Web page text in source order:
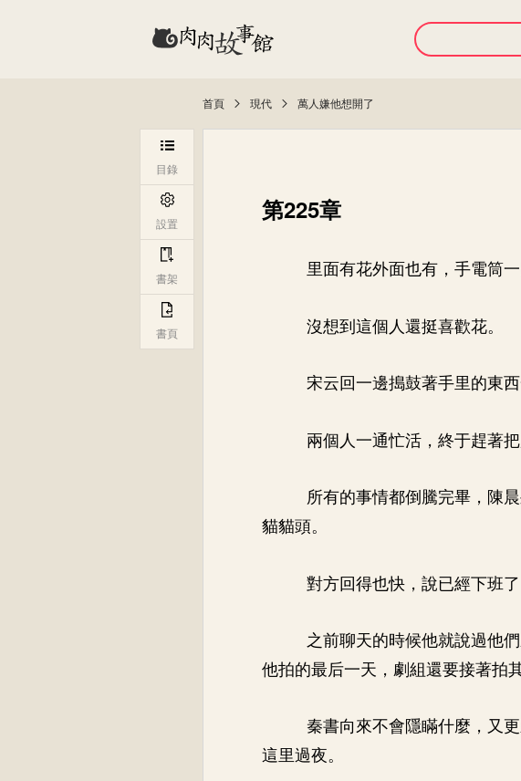
首頁 現代 萬人嫌他想開了
目錄
設置
書架
書頁
第225章
里面有花外面也有，手電筒一
沒想到這個人還挺喜歡花。
宋云回一邊搗鼓著手里的東西
兩個人一通忙活，終于趕著
所有的事情都倒騰完畢，陳
貓貓頭。
對方回得也快，說已經下班
之前聊天的時候他就說過他
他拍的最后一天，劇組還要接著拍
秦書向來不會隱瞞什麼，又
這里過夜。